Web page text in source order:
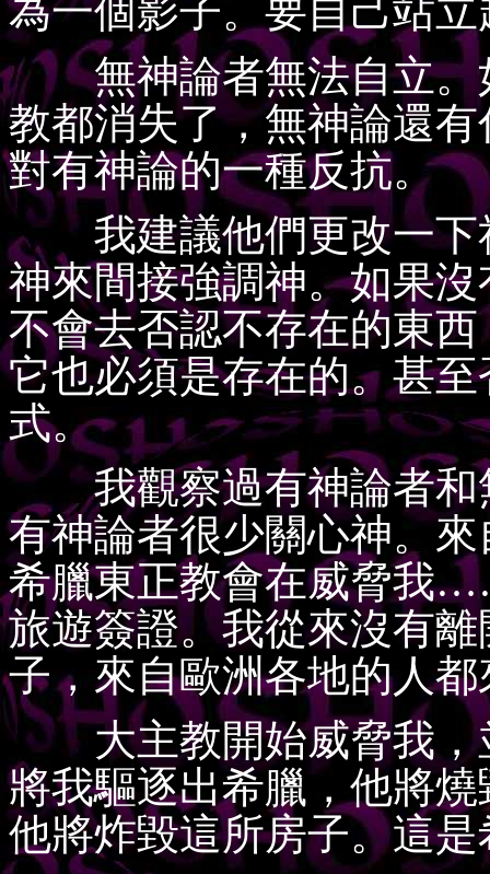
為一個影子。要自己站
無神論者無法自立。
教都消失了，無神論還
對有神論的一種反抗。
我建議他們更改一下
神來間接強調神。如果
不會去否認不存在的東
它也必須是存在的。甚
式。
我觀察過有神論者和
有神論者很少關心神。
希臘東正教會在威脅我
旅遊簽證。我從來沒有
子，來自歐洲各地的人
大主教開始威脅我，
將我驅逐出希臘，他將
他將炸毀這所房子。這